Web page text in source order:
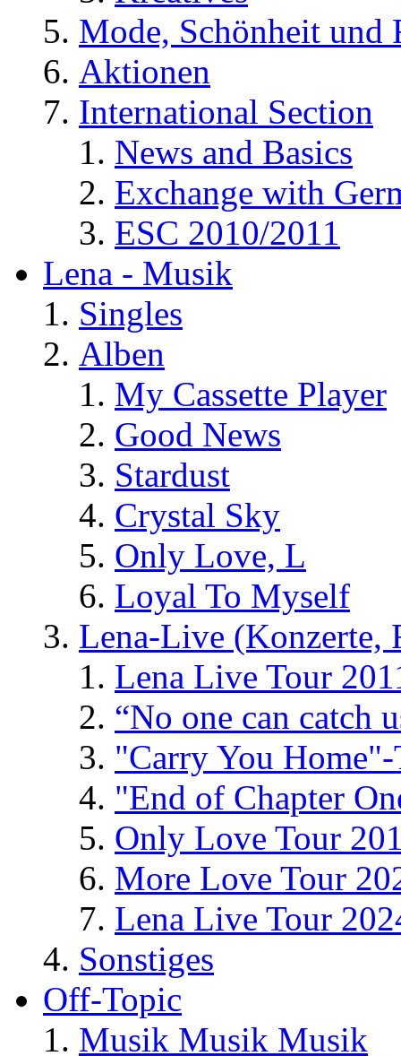
Mode, Schönheit und
Aktionen
International Section
News and Basics
Exchange with
ESC 2010/2011
Lena - Musik
Singles
Alben
My Cassette Player
Good News
Stardust
Crystal Sky
Only Love, L
Loyal To Myself
Lena-Live (Konzerte,
Lena Live Tour
“No one can catch
"Carry You
"End of Chapter
Only Love Tour
More Love Tour
Lena Live Tour
Sonstiges
Off-Topic
Musik Musik Musik